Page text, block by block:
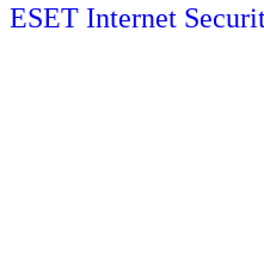
ESET Internet